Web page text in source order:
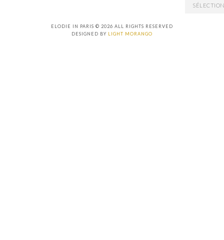
ARCHIVES
ELODIE IN PARIS © 2026 ALL RIGHTS RESERVED
DESIGNED BY LIGHT MORANGO